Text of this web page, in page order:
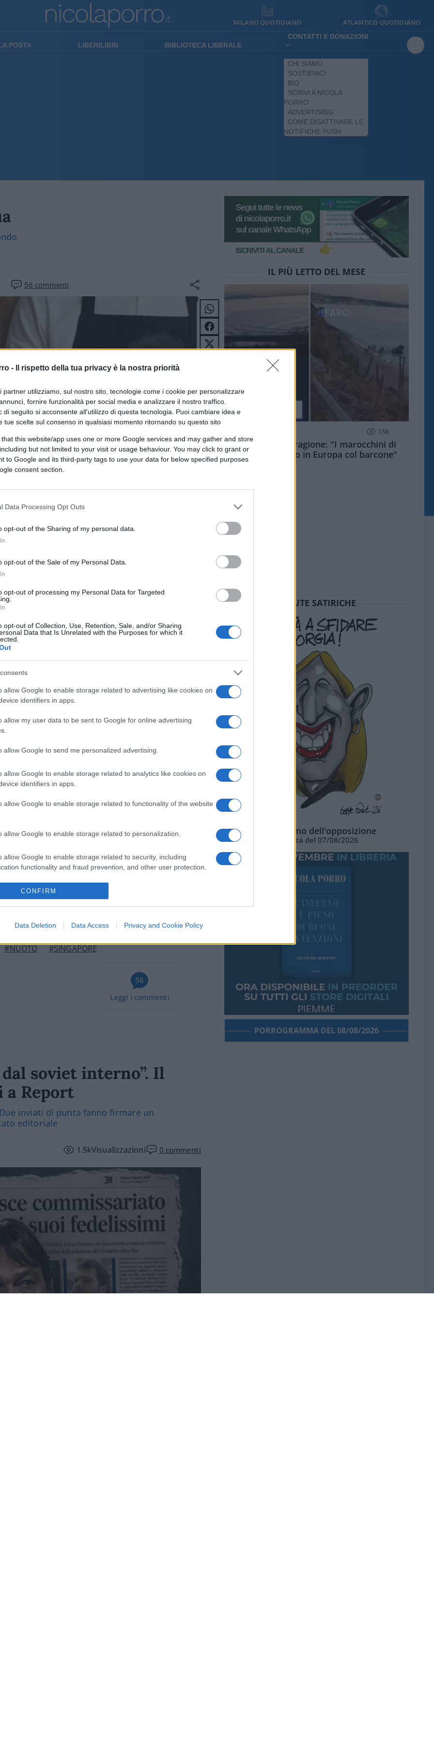
- Il rispetto della tua privacy è la nostra priorità
partner utilizziamo, sul nostro sito, tecnologie come i cookie per personalizzare
fornire funzionalità per social media e analizzare il nostro traffico.
di seguito si acconsente all'utilizzo di questa tecnologia. Puoi cambiare idea e
tue scelte sul consenso in qualsiasi momento ritornando su questo sito
that this website/app uses one or more Google services and may gather and store
but not limited to your visit or usage behaviour. You may click to grant or
to Google and its third-party tags to use your data for below specified purposes
consent section.
Data Processing Opt Outs
opt-out of the Sharing of my personal data.
opt-out of the Sale of my Personal Data.
opt-out of processing my Personal Data for Targeted
opt-out of Collection, Use, Retention, Sale, and/or Sharing
Data that Is Unrelated with the Purposes for which it
allow Google to enable storage related to advertising like cookies on
identifiers in apps.
allow my user data to be sent to Google for online advertising
allow Google to send me personalized advertising.
allow Google to enable storage related to analytics like cookies on
identifiers in apps.
allow Google to enable storage related to functionality of the website
allow Google to enable storage related to personalization.
allow Google to enable storage related to security, including
functionality and fraud prevention, and other user protection.
CONFIRM
Data Deletion Data Access Privacy and Cookie Policy
MILANO QUOTIDIANO ATLANTICO QUOTIDIANO
POSTA LIBERILIBRI BIBLIOTECA LIBERALE
CONTATTI E DONAZIONI
CHI SIAMO
SOSTIENICI
BIO
SCRIVI A NICOLA
PORRO
ADVERTISING
COME DISATTIVARE LE
NOTIFICHE PUSH
56 commenti
mondiale che l’Italia ha
una profumeria. Salvate, poi,
tradizione nostrana dei figli di un Dio
far nulla di male e ha
è la stessa che, alle Olimpiadi,
un dibattito tra buonisti della
Comunque sia andata,
mai: non arriva quando bisogna
non arriva quando si va all’estero a
un incidente diplomatico
quello ci si riesce ad assumere la
a sistemare le cose.
di guai torna utile…
cliccare quiper iscriversi al canale ed
#NUOTO #SINGAPORE
56
Leggi i commenti
soviet interno”. Il
a Report
inviati di punta fanno firmare un
editoriale
1.5kVisualizzazioni 0 commenti
IL PIÙ LETTO DEL MESE
15k
Meloni aveva ragione: "I marocchini di
Ceuta sbarcano in Europa col barcone"
SEDUTE SATIRICHE
L'ottimismo dell'opposizione
Vignetta del 07/08/2026
PORROGRAMMA DEL 08/08/2026